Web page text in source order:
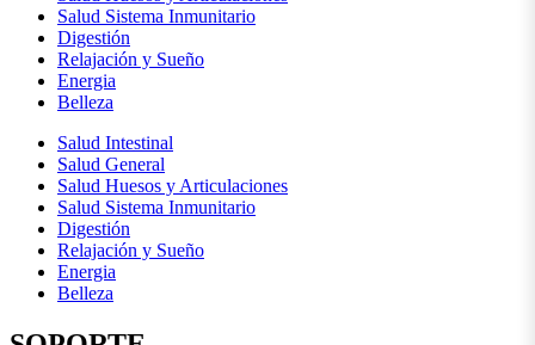
Salud Sistema Inmunitario
Digestión
Relajación y Sueño
Energia
Belleza
Salud Intestinal
Salud General
Salud Huesos y Articulaciones
Salud Sistema Inmunitario
Digestión
Relajación y Sueño
Energia
Belleza